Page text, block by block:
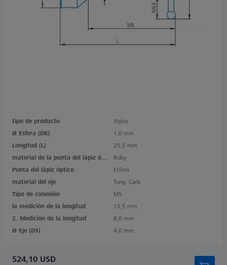
tipo de producto
Stylus
Ø Esfera (DK)
1,0 mm
Longitud (L)
25,5 mm
material de la punta del lápiz óptico
Ruby
Punta del lápiz óptico
Esfera
material del eje
Tung. Carb
Tipo de conexión
M5
la medición de la longitud
15,5 mm
2. Medición de la longitud
8,0 mm
Ø Eje (DS)
4,0 mm
524,10 USD